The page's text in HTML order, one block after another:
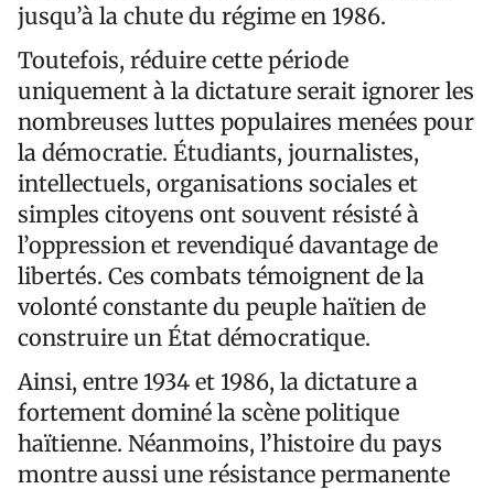
jusqu’à la chute du régime en 1986.
Toutefois, réduire cette période
uniquement à la dictature serait ignorer les
nombreuses luttes populaires menées pour
la démocratie. Étudiants, journalistes,
intellectuels, organisations sociales et
simples citoyens ont souvent résisté à
l’oppression et revendiqué davantage de
libertés. Ces combats témoignent de la
volonté constante du peuple haïtien de
construire un État démocratique.
Ainsi, entre 1934 et 1986, la dictature a
fortement dominé la scène politique
haïtienne. Néanmoins, l’histoire du pays
montre aussi une résistance permanente